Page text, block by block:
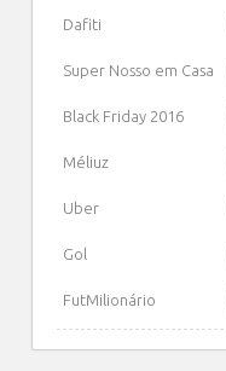
Dafiti
Super Nosso em Casa
Black Friday 2016
Méliuz
Uber
Gol
FutMilionário